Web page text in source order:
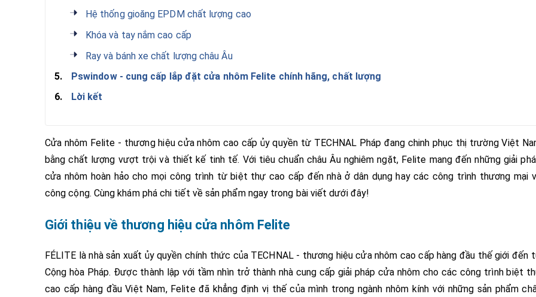
Hệ thống gioăng EPDM chất lượng cao
Khóa và tay nắm cao cấp
Ray và bánh xe chất lượng châu Âu
5.
Pswindow - cung cấp lắp đặt cửa nhôm Felite chính hãng, chất lượng
6.
Lời kết
Cửa nhôm Felite - thương hiệu cửa nhôm cao cấp ủy quyền từ TECHNAL Pháp đang chinh phục thị trường Việt
bằng chất lượng vượt trội và thiết kế tinh tế. Với tiêu chuẩn châu Âu nghiêm ngặt, Felite mang đến những giải
cửa nhôm hoàn hảo cho mọi công trình từ biệt thự cao cấp đến nhà ở dân dụng hay các công trình thương mại
công cộng. Cùng khám phá chi tiết về sản phẩm ngay trong bài viết dưới đây!
Giới thiệu về thương hiệu cửa nhôm Felite
FÉLITE là nhà sản xuất ủy quyền chính thức của TECHNAL - thương hiệu cửa nhôm cao cấp hàng đầu thế giới đến
Cộng hòa Pháp. Được thành lập với tầm nhìn trở thành nhà cung cấp giải pháp cửa nhôm cho các công trình biệt
cao cấp hàng đầu Việt Nam, Felite đã khẳng định vị thế của mình trong ngành nhôm kính với những sản phẩm